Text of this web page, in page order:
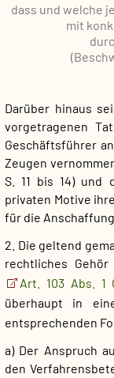
dass und welche
mit
Darüber hinaus
vorgetragenen
Geschäftsführer
Zeugen
S. 11 bis 14) und
privaten Motive
für die
2. Die geltend
rechtliches
Art. 103 Abs. 1
überhaupt in
entsprechenden
a) Der Anspruch
den